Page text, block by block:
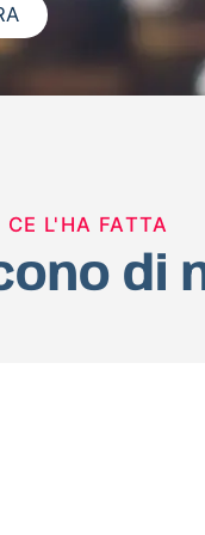
L'HA FATTA
di